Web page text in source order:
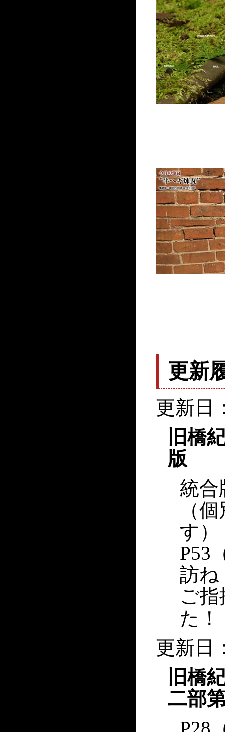
更新
更新日
旧橋
版
統
（
す）
P53
訪ね
ご
た！
更新日
旧橋
二部